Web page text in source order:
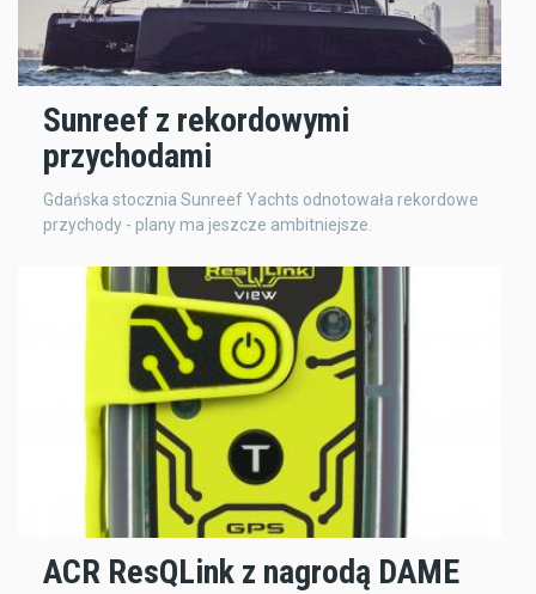
Sunreef z rekordowymi
przychodami
Gdańska stocznia Sunreef Yachts odnotowała rekordowe
przychody - plany ma jeszcze ambitniejsze.
ACR ResQLink z nagrodą DAME